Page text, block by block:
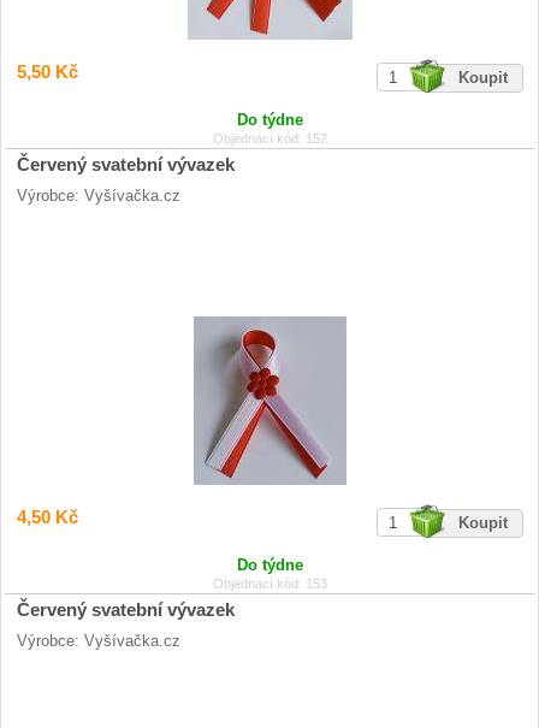
5,50 Kč
Do týdne
Objednací kód: 152
Červený svatební vývazek
Výrobce: Vyšívačka.cz
4,50 Kč
Do týdne
Objednací kód: 153
Červený svatební vývazek
Výrobce: Vyšívačka.cz